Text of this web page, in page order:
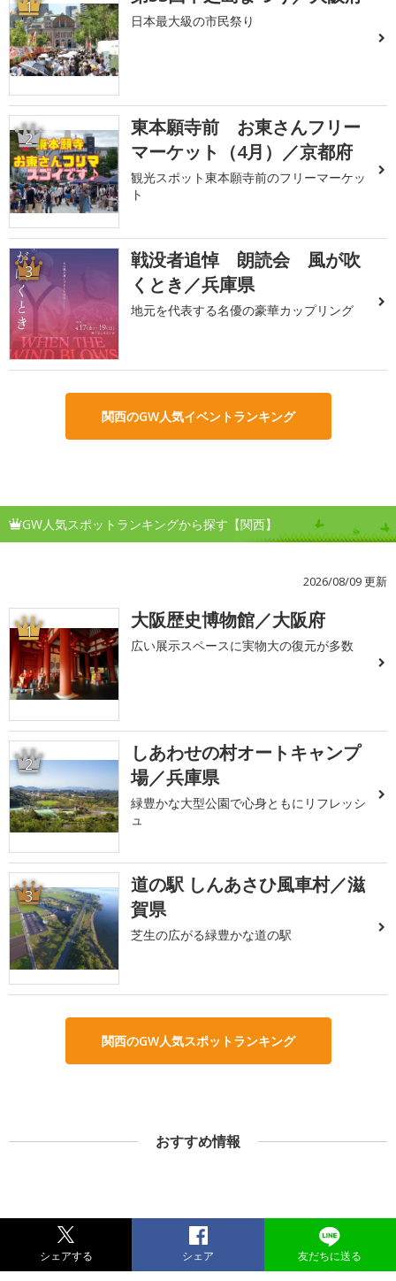
1
日本最大級の市民祭り
2
東本願寺前 お東さんフリー
マーケット（4月）／京都府
観光スポット東本願寺前のフリーマーケッ
ト
3
戦没者追悼 朗読会 風が吹
くとき／兵庫県
地元を代表する名優の豪華カップリング
関西のGW人気イベントランキング
GW人気スポットランキングから探す【関西】
2026/08/09 更新
1 大阪歴史博物館／大阪府
広い展示スペースに実物大の復元が多数
2
しあわせの村オートキャンプ
場／兵庫県
緑豊かな大型公園で心身ともにリフレッシ
ュ
3
道の駅 しんあさひ風車村／滋
賀県
芝生の広がる緑豊かな道の駅
関西のGW人気スポットランキング
おすすめ情報
シェアする シェア 友だちに送る